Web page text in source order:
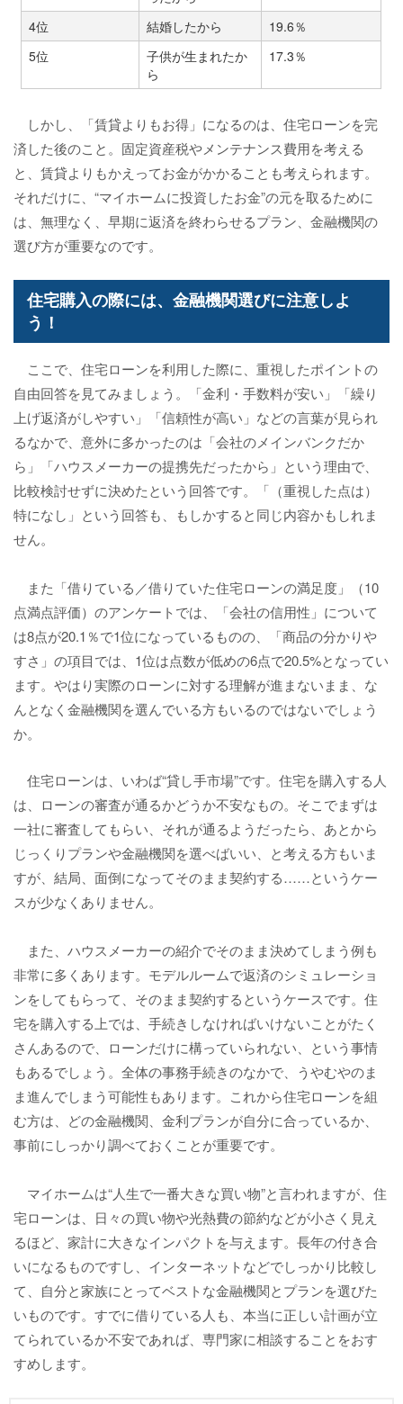
4位 結婚したから
19.6％
5位
子供が生まれたか
ら
17.3％
しかし、「賃貸よりもお得」になるのは、住宅ローンを完
済した後のこと。固定資産税やメンテナンス費用を考える
と、賃貸よりもかえってお金がかかることも考えられます。
それだけに、“マイホームに投資したお金”の元を取るために
は、無理なく、早期に返済を終わらせるプラン、金融機関の
選び方が重要なのです。
住宅購入の際には、金融機関選びに注意しよ
う！
ここで、住宅ローンを利用した際に、重視したポイントの
自由回答を見てみましょう。「金利・手数料が安い」「繰り
上げ返済がしやすい」「信頼性が高い」などの言葉が見られ
るなかで、意外に多かったのは「会社のメインバンクだか
ら」「ハウスメーカーの提携先だったから」という理由で、
比較検討せずに決めたという回答です。「（重視した点は）
特になし」という回答も、もしかすると同じ内容かもしれま
せん。
また「借りている／借りていた住宅ローンの満足度」（10
点満点評価）のアンケートでは、「会社の信用性」について
は8点が20.1％で1位になっているものの、「商品の分かりや
すさ」の項目では、1位は点数が低めの6点で20.5%となってい
ます。やはり実際のローンに対する理解が進まないまま、な
んとなく金融機関を選んでいる方もいるのではないでしょう
か。
住宅ローンは、いわば“貸し手市場”です。住宅を購入する人
は、ローンの審査が通るかどうか不安なもの。そこでまずは
一社に審査してもらい、それが通るようだったら、あとから
じっくりプランや金融機関を選べばいい、と考える方もいま
すが、結局、面倒になってそのまま契約する……というケー
スが少なくありません。
また、ハウスメーカーの紹介でそのまま決めてしまう例も
非常に多くあります。モデルルームで返済のシミュレーショ
ンをしてもらって、そのまま契約するというケースです。住
宅を購入する上では、手続きしなければいけないことがたく
さんあるので、ローンだけに構っていられない、という事情
もあるでしょう。全体の事務手続きのなかで、うやむやのま
ま進んでしまう可能性もあります。これから住宅ローンを組
む方は、どの金融機関、金利プランが自分に合っているか、
事前にしっかり調べておくことが重要です。
マイホームは“人生で一番大きな買い物”と言われますが、住
宅ローンは、日々の買い物や光熱費の節約などが小さく見え
るほど、家計に大きなインパクトを与えます。長年の付き合
いになるものですし、インターネットなどでしっかり比較し
て、自分と家族にとってベストな金融機関とプランを選びた
いものです。すでに借りている人も、本当に正しい計画が立
てられているか不安であれば、専門家に相談することをおす
すめします。